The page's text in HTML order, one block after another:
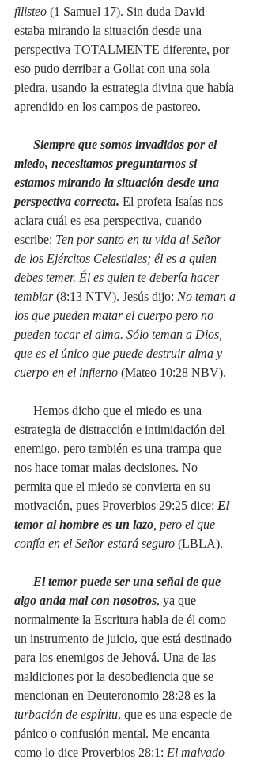
filisteo (1 Samuel 17). Sin duda David
estaba mirando la situación desde una
perspectiva TOTALMENTE diferente, por
eso pudo derribar a Goliat con una sola
piedra, usando la estrategia divina que había
aprendido en los campos de pastoreo.
Siempre que somos invadidos por el
miedo, necesitamos preguntarnos si
estamos mirando la situación desde una
perspectiva correcta. El profeta Isaías nos
aclara cuál es esa perspectiva, cuando
escribe: Ten por santo en tu vida al Señor
de los Ejércitos Celestiales; él es a quien
debes temer. Él es quien te debería hacer
temblar (8:13 NTV). Jesús dijo: No teman a
los que pueden matar el cuerpo pero no
pueden tocar el alma. Sólo teman a Dios,
que es el único que puede destruir alma y
cuerpo en el infierno (Mateo 10:28 NBV).
estrategia de distracción e intimidación del
enemigo, pero también es una trampa que
nos hace tomar malas decisiones. No
permita que el miedo se convierta en su
motivación, pues Proverbios 29:25 dice: El
temor al hombre es un lazo , pero el que
confía en el Señor estará seguro (LBLA).
El temor puede ser una señal de que
algo anda mal con nosotros, ya que
normalmente la Escritura habla de él como
un instrumento de juicio, que está destinado
para los enemigos de Jehová. Una de las
maldiciones por la desobediencia que se
mencionan en Deuteronomio 28:28 es la
turbación de espíritu, que es una especie de
pánico o confusión mental. Me encanta
como lo dice Proverbios 28:1: El malvado